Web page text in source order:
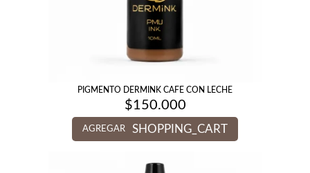
PIGMENTO DERMINK CAFE CON LECHE
$150.000
AGREGAR SHOPPING_CART